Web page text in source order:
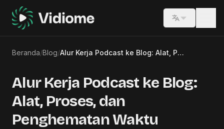
Switch
Beranda/Blog/ Alur Kerja Podcast ke Blog: Alat, Proses, dan Penghematan Waktu
Alur Kerja Podcast ke Blog:
Alat, Proses, dan
Penghematan Waktu